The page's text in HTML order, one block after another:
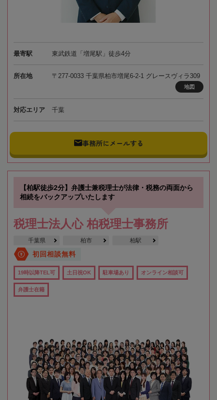
最寄駅 東武鉄道「増尾駅」徒歩4分
所在地 〒277-0033 千葉県柏市増尾6-2-1 グレースヴィラ309
地図
対応エリア 千葉
事務所にメールする
【柏駅徒歩2分】弁護士兼税理士が法律・税務の両面から
相続をバックアップいたします
税理士法人心 柏税理士事務所
千葉県 柏市 柏駅
初回相談無料
19時以降TEL可 土日祝OK 駐車場あり オンライン相談可
弁護士在籍